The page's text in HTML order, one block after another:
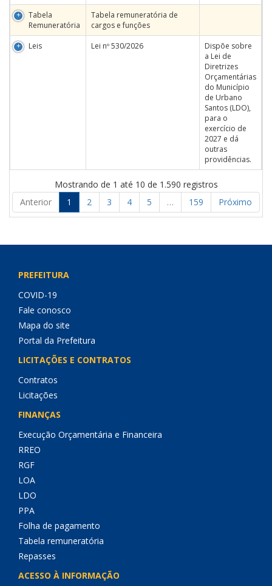
Tabela
Remuneratória
Tabela remuneratória de
cargos e funções
Leis
Lei nº 530/2026
Dispõe sobre
a Lei de
Diretrizes
Orçamentárias
do Município
de Urbano
Santos (LDO),
para o
exercício de
2027 e dá
outras
providências.
Mostrando de 1 até 10 de 1.590 registros
Anterior
1 2 3 4 5 … 159 Próximo
PREFEITURA
COVID-19
Fale conosco
Mapa do site
Portal da Prefeitura
LICITAÇÕES E CONTRATOS
Contratos
Licitações
FINANÇAS
Execução Orçamentária e Financeira
RREO
RGF
LOA
LDO
PPA
Folha de pagamento
Tabela remuneratória
Repasses
ACESSO À INFORMAÇÃO